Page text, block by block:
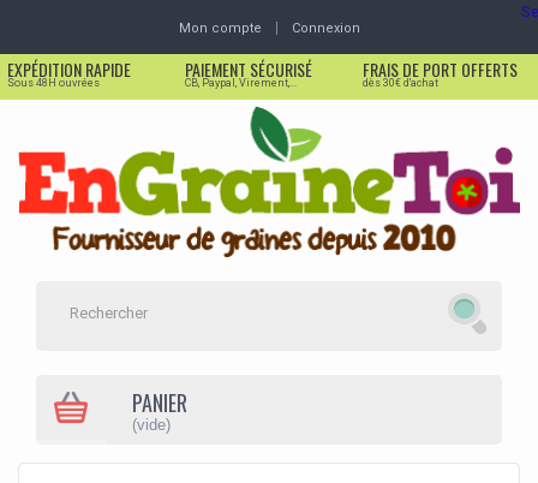
Mon compte Connexion
EXPÉDITION RAPIDE
Sous 48H ouvrées
PAIEMENT SÉCURISÉ
CB, Paypal, Virement,...
FRAIS DE PORT OFFERTS
dès 30€ d'achat
PANIER
(vide)